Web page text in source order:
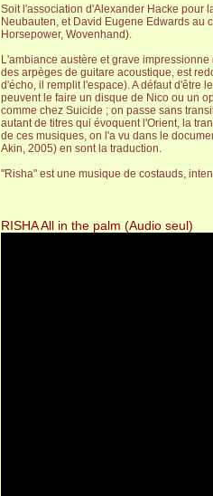
Soit l'association d'Alexander Hacke pour
Neubauten, et David Eugene Edwards au
Horsepower, Wovenhand).
L'ambiance austère et grave
des arpèges de guitare acoustique, est
d'écho, il remplit l'espace). A défaut d'être
peuvent le faire un disque de Nico ou un
comme chez Suicide ; on passe sans
autant de titres qui évoquent l'Orient, la
de ces musiques, on l'a vu dans le
Akin, 2005) en sont la traduction.
"Risha" est une musique de costauds,
RISHA All in the palm (Audio seul)